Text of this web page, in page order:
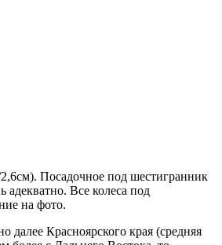
Посадочное под шестигранник
Все колеса под
на фото.
далее Красноярского края (средняя